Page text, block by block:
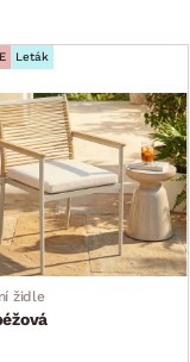
Leták
židle